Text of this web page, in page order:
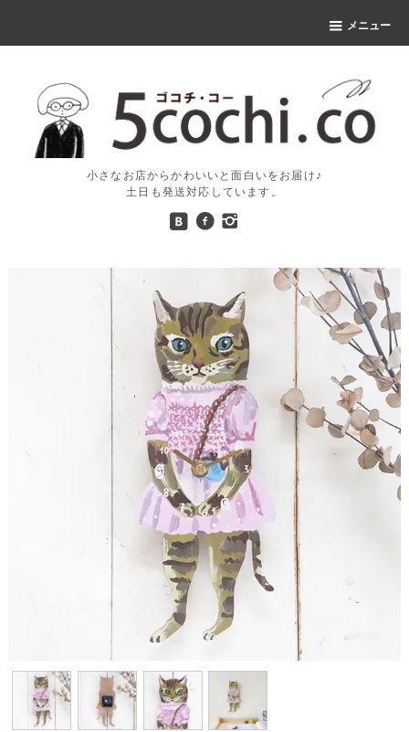
メニュー
小さなお店からかわいいと面白いをお届け♪
土日も発送対応しています。